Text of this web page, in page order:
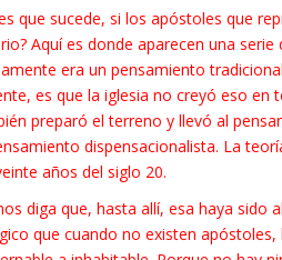
que sucede, si los apóstoles que
Aquí es donde aparecen una
era un pensamiento
es que la iglesia no creyó eso en
preparó el terreno y llevó al
dispensacionalista. La
años del siglo 20.
diga que, hasta allí, esa haya sido
que cuando no existen